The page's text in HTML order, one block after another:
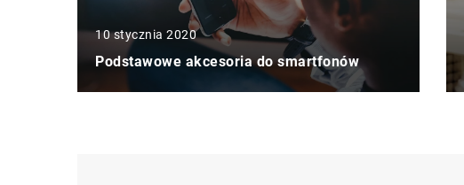
10 stycznia 2020
Podstawowe akcesoria do smartfonów